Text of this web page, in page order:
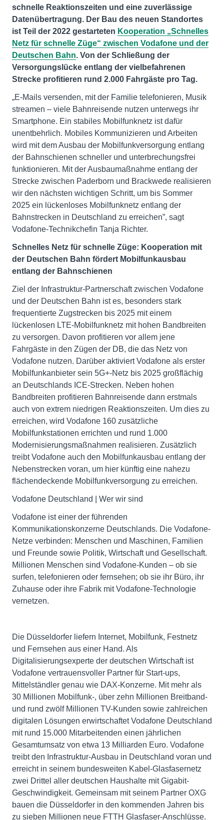
schnelle Reaktionszeiten und eine zuverlässige
Datenübertragung. Der Bau des neuen Standortes
ist Teil der 2022 gestarteten Kooperation „Schnelles
Netz für schnelle Züge“ zwischen Vodafone und der
Deutschen Bahn. Von der Schließung der
Versorgungslücke entlang der vielbefahrenen
Strecke profitieren rund 2.000 Fahrgäste pro Tag.
„E-Mails versenden, mit der Familie telefonieren, Musik
streamen – viele Bahnreisende nutzen unterwegs ihr
Smartphone. Ein stabiles Mobilfunknetz ist dafür
unentbehrlich. Mobiles Kommunizieren und Arbeiten
wird mit dem Ausbau der Mobilfunkversorgung entlang
der Bahnschienen schneller und unterbrechungsfrei
funktionieren. Mit der Ausbaumaßnahme entlang der
Strecke zwischen Paderborn und Brackwede realisieren
wir den nächsten wichtigen Schritt, um bis Sommer
2025 ein lückenloses Mobilfunknetz entlang der
Bahnstrecken in Deutschland zu erreichen”, sagt
Vodafone-Technikchefin Tanja Richter.
Schnelles Netz für schnelle Züge: Kooperation mit
der Deutschen Bahn fördert Mobilfunkausbau
entlang der Bahnschienen
Ziel der Infrastruktur-Partnerschaft zwischen Vodafone
und der Deutschen Bahn ist es, besonders stark
frequentierte Zugstrecken bis 2025 mit einem
lückenlosen LTE-Mobilfunknetz mit hohen Bandbreiten
zu versorgen. Davon profitieren vor allem jene
Fahrgäste in den Zügen der DB, die das Netz von
Vodafone nutzen. Darüber aktiviert Vodafone als erster
Mobilfunkanbieter sein 5G+-Netz bis 2025 großflächig
an Deutschlands ICE-Strecken. Neben hohen
Bandbreiten profitieren Bahnreisende dann erstmals
auch von extrem niedrigen Reaktionszeiten. Um dies zu
erreichen, wird Vodafone 160 zusätzliche
Mobilfunkstationen errichten und rund 1.000
Modernisierungsmaßnahmen realisieren. Zusätzlich
treibt Vodafone auch den Mobilfunkausbau entlang der
Nebenstrecken voran, um hier künftig eine nahezu
flächendeckende Mobilfunkversorgung zu erreichen.
Vodafone Deutschland | Wer wir sind
Vodafone ist einer der führenden
Kommunikationskonzerne Deutschlands. Die Vodafone-
Netze verbinden: Menschen und Maschinen, Familien
und Freunde sowie Politik, Wirtschaft und Gesellschaft.
Millionen Menschen sind Vodafone-Kunden – ob sie
surfen, telefonieren oder fernsehen; ob sie ihr Büro, ihr
Zuhause oder ihre Fabrik mit Vodafone-Technologie
vernetzen.
Die Düsseldorfer liefern Internet, Mobilfunk, Festnetz
und Fernsehen aus einer Hand. Als
Digitalisierungsexperte der deutschen Wirtschaft ist
Vodafone vertrauensvoller Partner für Start-ups,
Mittelständler genau wie DAX-Konzerne. Mit mehr als
30 Millionen Mobilfunk-, über zehn Millionen Breitband-
und rund zwölf Millionen TV-Kunden sowie zahlreichen
digitalen Lösungen erwirtschaftet Vodafone Deutschland
mit rund 15.000 Mitarbeitenden einen jährlichen
Gesamtumsatz von etwa 13 Milliarden Euro. Vodafone
treibt den Infrastruktur-Ausbau in Deutschland voran und
erreicht in seinem bundesweiten Kabel-Glasfasernetz
zwei Drittel aller deutschen Haushalte mit Gigabit-
Geschwindigkeit. Gemeinsam mit seinem Partner OXG
bauen die Düsseldorfer in den kommenden Jahren bis
zu sieben Millionen neue FTTH Glasfaser-Anschlüsse.